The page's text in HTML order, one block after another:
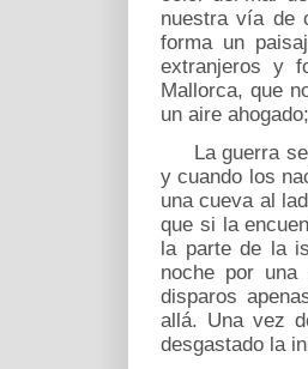
nuestra vía de
forma un
extranjeros y
Mallorca, que
un aire
La guerra se
y cuando los
una cueva al
que si la
la parte de la
noche por una
disparos
allá. Una vez
desgastado la